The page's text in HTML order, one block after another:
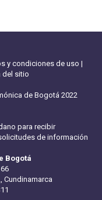
y condiciones de uso |
del sitio
de Bogotá 2022
para recibir
de información
Bogotá
Cundinamarca